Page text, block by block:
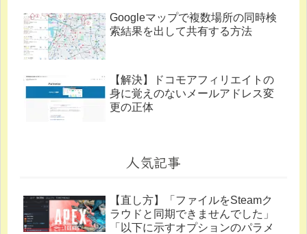
Googleマップで複数場所の同時検
索結果を出して共有する方法
【解決】ドコモアフィリエイトの
身に覚えのないメールアドレス変
更の正体
人気記事
【直し方】「ファイルをSteamク
ラウドと同期できませんでした」
「以下に示すオプションのパラメ